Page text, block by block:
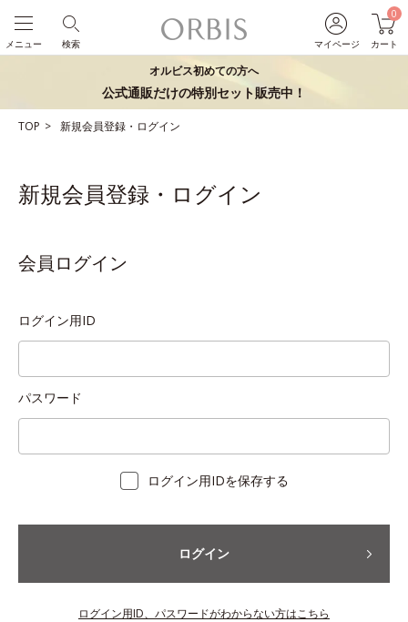
マイページ
0
カート
検索
メニュー
オルビス初めての方へ
公式通販だけの特別セット販売中！
TOP 新規会員登録・ログイン
新規会員登録・ログイン
会員ログイン
ログイン用ID
パスワード
ログイン用IDを保存する
ログイン
ログイン用ID、パスワードがわからない方はこちら